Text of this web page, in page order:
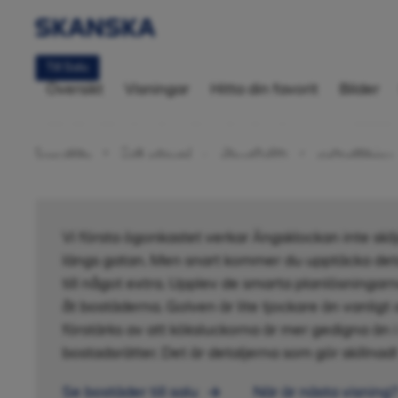
Till Salu
Bostadsrätt
Översikt Visningar Hitta din favorit Bilder
Vi första ögonkastet verkar Ängsklockan inte
längs gatan. Men snart kommer du upptäcka
till något extra. Upplev de smarta
åt bostäderna. Golven är lite tjockare än
förstärks av att köksluckorna är mer gedigna
bostadsrätter. Det är detaljerna som gör skillnad!
Se bostäder till salu
När är nästa visning?